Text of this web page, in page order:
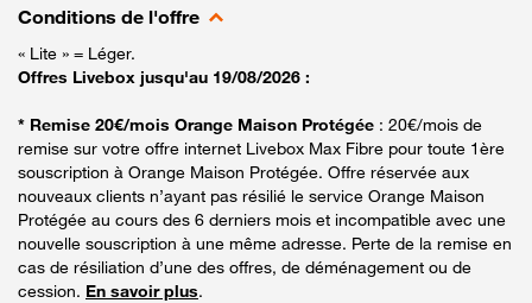
Conditions de l'offre
« Lite » = Léger.
Offres Livebox jusqu'au 19/08/2026 :
* Remise 20€/mois Orange Maison Protégée : 20€/mois de
remise sur votre offre internet Livebox Max Fibre pour toute 1ère
souscription à Orange Maison Protégée. Offre réservée aux
nouveaux clients n’ayant pas résilié le service Orange Maison
Protégée au cours des 6 derniers mois et incompatible avec une
nouvelle souscription à une même adresse. Perte de la remise en
cas de résiliation d’une des offres, de déménagement ou de
cession. En savoir plus.